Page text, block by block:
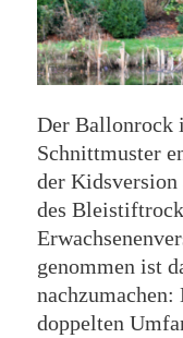
Der Ballonrock
Schnittmuster
der
des
genommen ist
nachzumachen:
doppelten